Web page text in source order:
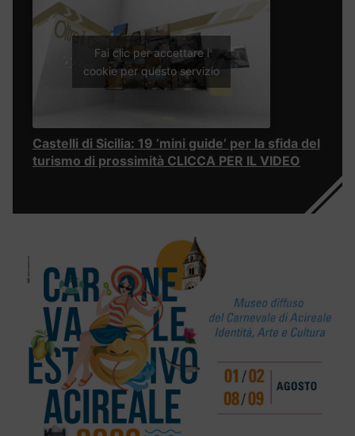
Fai clic per accettare i
cookie per questo servizio
Castelli di Sicilia: 19 ‘mini guide’ per la sfida del
turismo di prossimità CLICCA PER IL VIDEO